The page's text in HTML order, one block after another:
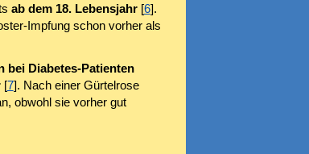
ab dem 18. Lebensjahr[6].
Impfung schon vorher als
bei Diabetes-Patienten
[7]. Nach einer Gürtelrose
obwohl sie vorher gut